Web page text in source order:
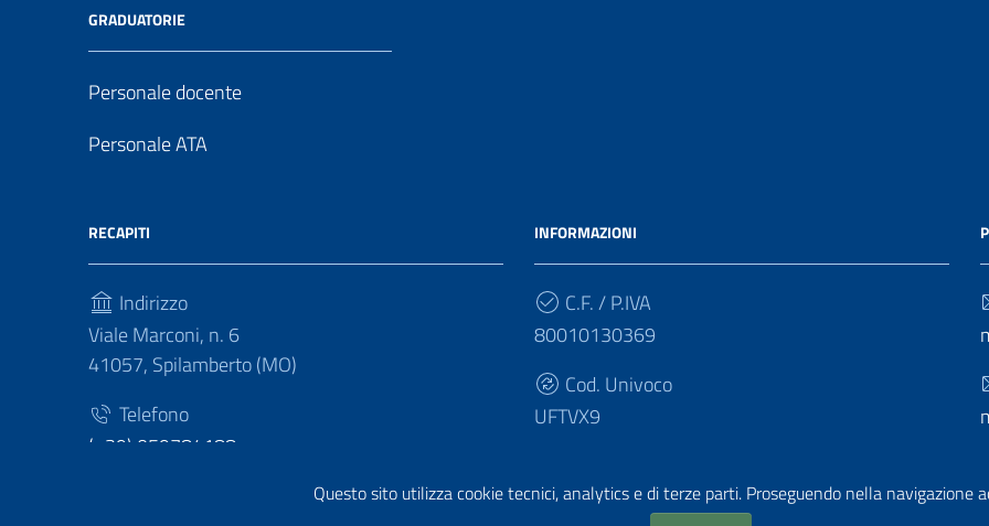
Questo sito utilizza cookie tecnici, analytics e di terze parti. Proseguendo nella navigazione
GRADUATORIE
Personale docente
Personale ATA
RECAPITI
Indirizzo
Viale Marconi, n. 6
41057, Spilamberto (MO)
Telefono
(+39) 059784188
INFORMAZIONI
C.F. / P.IVA
80010130369
Cod. Univoco
UFTVX9